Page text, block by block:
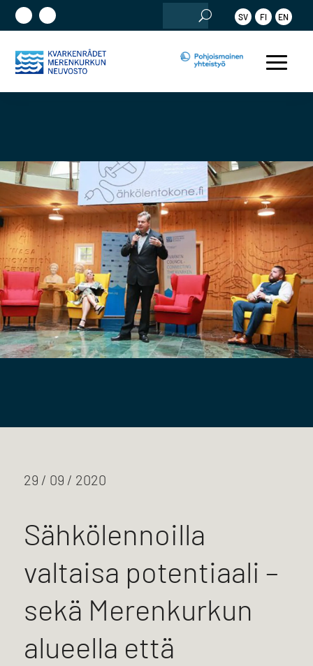
SV FI EN
29 / 09 / 2020
Sähkölennoilla
valtaisa potentiaali –
sekä Merenkurkun
alueella että